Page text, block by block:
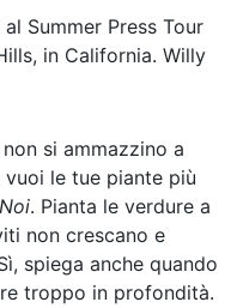
Summer Press Tour
in California. Willy
si ammazzino a
le tue piante più
Noi. Pianta le verdure a
non crescano e
spiega anche quando
troppo in profondità.